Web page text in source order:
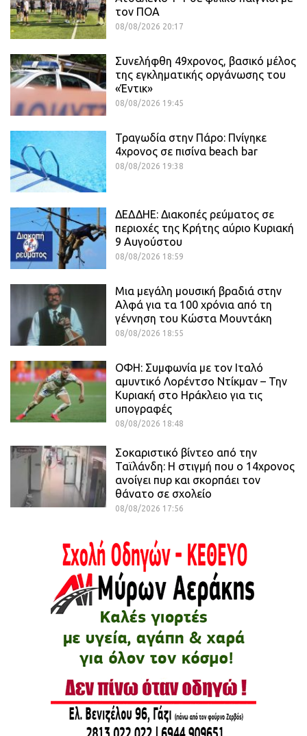
τον ΠΟΑ
08/08/2026 20:17
Συνελήφθη 49χρονος, βασικό μέλος
της εγκληματικής οργάνωσης του
«Έντικ»
08/08/2026 19:45
Τραγωδία στην Πάρο: Πνίγηκε
4χρονος σε πισίνα beach bar
08/08/2026 19:38
ΔΕΔΔΗΕ: Διακοπές ρεύματος σε
περιοχές της Κρήτης αύριο Κυριακή
9 Αυγούστου
08/08/2026 18:59
Μια μεγάλη μουσική βραδιά στην
Αλφά για τα 100 χρόνια από τη
γέννηση του Κώστα Μουντάκη
08/08/2026 18:55
ΟΦΗ: Συμφωνία με τον Ιταλό
αμυντικό Λορέντσο Ντίκμαν – Την
Κυριακή στο Ηράκλειο για τις
υπογραφές
08/08/2026 18:48
Σοκαριστικό βίντεο από την
Ταϊλάνδη: Η στιγμή που ο 14χρονος
ανοίγει πυρ και σκορπάει τον
θάνατο σε σχολείο
08/08/2026 17:56